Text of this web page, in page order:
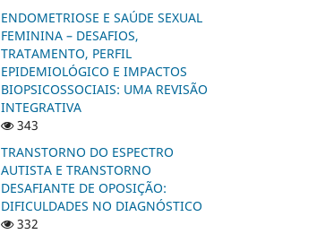
ENDOMETRIOSE E SAÚDE SEXUAL
FEMININA – DESAFIOS,
TRATAMENTO, PERFIL
EPIDEMIOLÓGICO E IMPACTOS
BIOPSICOSSOCIAIS: UMA REVISÃO
INTEGRATIVA
343
TRANSTORNO DO ESPECTRO
AUTISTA E TRANSTORNO
DESAFIANTE DE OPOSIÇÃO:
DIFICULDADES NO DIAGNÓSTICO
332